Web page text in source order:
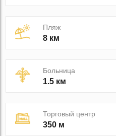
Пляж
8 км
Больница
1.5 км
Торговый центр
350 м